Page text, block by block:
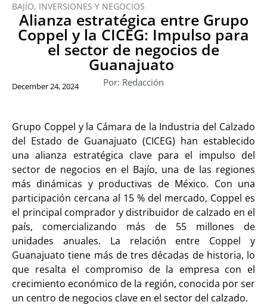
BAJÍO, INVERSIONES Y NEGOCIOS
Alianza estratégica entre Grupo
Coppel y la CICEG: Impulso para
el sector de negocios de
Guanajuato
Por: Redacción
December 24, 2024
Grupo Coppel y la Cámara de la Industria del Calzado
del Estado de Guanajuato (CICEG) han establecido
una alianza estratégica clave para el impulso del
sector de negocios en el Bajío, una de las regiones
más dinámicas y productivas de México. Con una
participación cercana al 15 % del mercado, Coppel es
el principal comprador y distribuidor de calzado en el
país, comercializando más de 55 millones de
unidades anuales. La relación entre Coppel y
Guanajuato tiene más de tres décadas de historia, lo
que resalta el compromiso de la empresa con el
crecimiento económico de la región, conocida por ser
un centro de negocios clave en el sector del calzado.